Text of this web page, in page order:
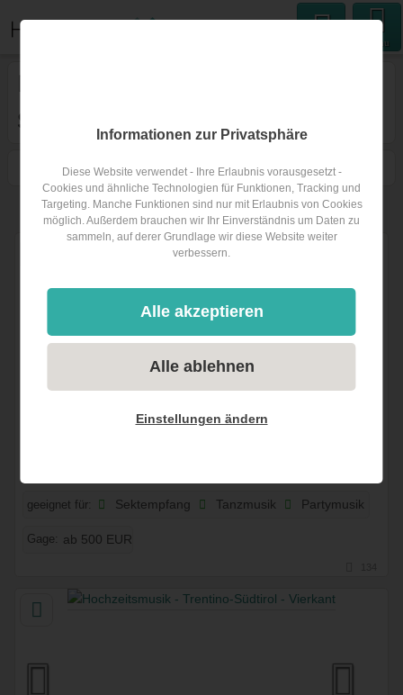
Menu
Südtirol
Filtern Karte Nähe Sortieren
2Hochzeitsbandsin Trentino-Südtirol
geeignet für: Sektempfang Tanzmusik Partymusik
Gage: ab 500 EUR
Informationen zur Privatsphäre
Diese Website verwendet - Ihre Erlaubnis vorausgesetzt -
Cookies und ähnliche Technologien für Funktionen, Tracking und
Targeting. Manche Funktionen sind nur mit Erlaubnis von Cookies
möglich. Außerdem brauchen wir Ihr Einverständnis um Daten zu
sammeln, auf derer Grundlage wir diese Website weiter
verbessern.
Alle akzeptieren
Alle ablehnen
Einstellungen ändern